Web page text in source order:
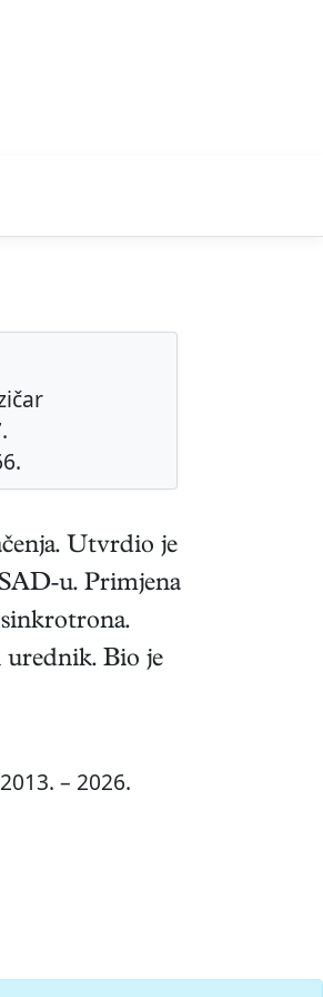
Utvrdio je
u. Primjena
Bio je
– 2026.